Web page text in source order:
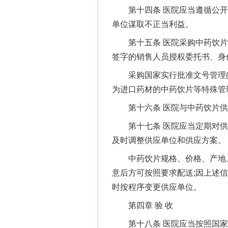
第十四条 医院应当遵循公开
单位谋取不正当利益。
第十五条 医院采购中药饮片
签字的销售人员授权委托书、
采购国家实行批准文号管理
为进口药材的中药饮片等特殊
第十六条 医院与中药饮片供
第十七条 医院应当定期对供
及时调整供应单位和供应方案。
中药饮片规格、价格、产地
意后方可按照要求配送;因上述
时按程序变更供应单位。
第四章 验 收
第十八条 医院应当按照国家